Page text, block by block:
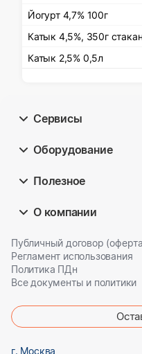
Йогурт 4,7% 100г
Катык 4,5%, 350г стакан
Катык 2,5% 0,5л
Сервисы
Оборудование
Полезное
О компании
Публичный договор
Регламент использования
Политика ПДн
Все документы и политики
г. Москва